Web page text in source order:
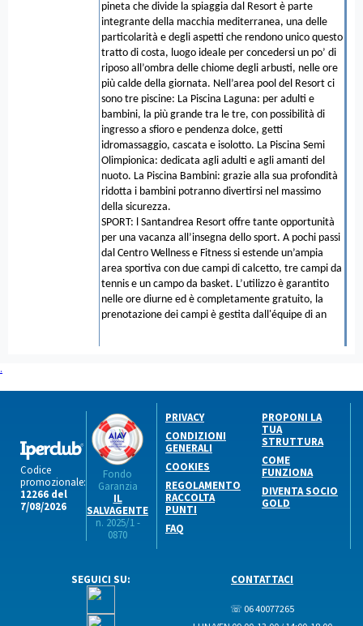
pineta che divide la spiaggia dal Resort è parte
integrante della macchia mediterranea, una delle
particolarità e degli aspetti che rendono unico questo
tratto di costa, luogo ideale per concedersi un po’ di
riposo all’ombra delle chiome degli arbusti, nelle ore
più calde della giornata. Nell’area pool del Resort ci
sono tre piscine: La Piscina Laguna: per adulti e
bambini, la più grande tra le tre, con possibilità di
ingresso a sfioro e pendenza dolce, getti
idromassaggio, cascata e isolotto. La Piscina Semi
Olimpionica: dedicata agli adulti e agli amanti del
nuoto. La Piscina Bambini: grazie alla sua profondità
ridotta i bambini potranno divertirsi nel massimo
della sicurezza.
SPORT: l Santandrea Resort offre tante opportunità
per una vacanza all’insegna dello sport. A pochi passi
dal Centro Wellness e Fitness si estende un’ampia
area sportiva con due campi di calcetto, tre campi da
tennis e un campo da basket. L’utilizzo è garantito
nelle ore diurne ed è completamente gratuito, la
prenotazione dei campi è gestita dall'équipe di an
.
Codice
promozionale:
12266 del
7/08/2026
Fondo
Garanzia
IL
SALVAGENTE
n. 2025/1 -
0870
PRIVACY
CONDIZIONI
GENERALI
COOKIES
REGOLAMENTO
RACCOLTA
PUNTI
FAQ
PROPONI LA
TUA
STRUTTURA
COME
FUNZIONA
DIVENTA SOCIO
GOLD
SEGUICI SU: CONTATTACI
☏ 06 40077265